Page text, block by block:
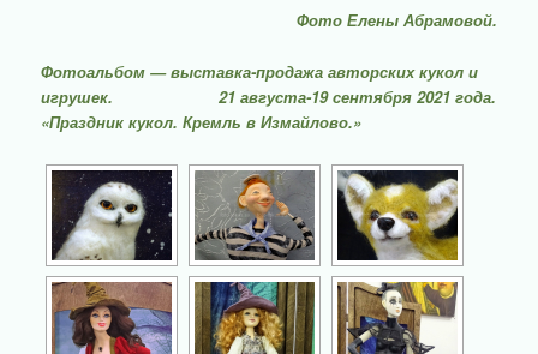
Фото Елены Абрамовой.
Фотоальбом — выставка-продажа авторских кукол и
игрушек. 21 августа-19 сентября 2021 года.
«Праздник кукол. Кремль в Измайлово.»